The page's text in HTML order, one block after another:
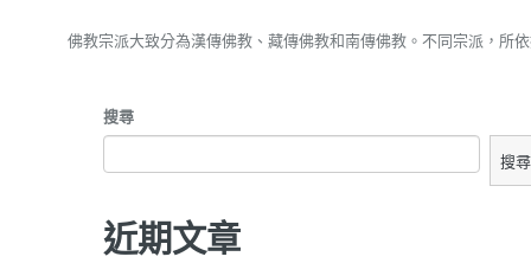
佛教宗派大致分為漢傳佛教、藏傳佛教和南傳佛教。不同宗派，所
搜尋
搜尋
近期文章